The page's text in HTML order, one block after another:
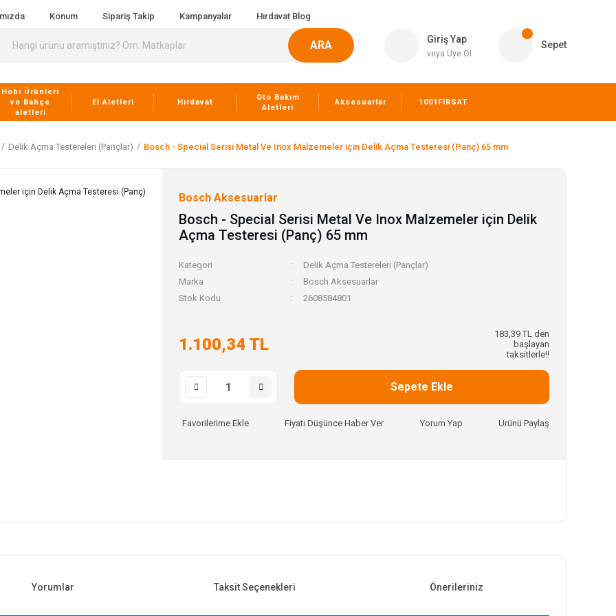
Konum Sipariş Takip Kampanyalar Hırdavat Blog
ARA Giriş Yap
veya Üye Ol
Sepet
Hobi Ürünleri
ve Bahçe
aletleri
El Aletleri Hırdavat
Oto Bakım
Aletleri
Aksesuarlar 1001FIRSAT
Delik Açma Testereleri (Pançlar) Bosch - Special Serisi Metal Ve Inox Malzemeler için Delik Açma Testeresi (Panç) 65 mm
Bosch Aksesuarlar
Bosch - Special Serisi Metal Ve Inox Malzemeler için Delik
Açma Testeresi (Panç) 65 mm
Kategori
Delik Açma Testereleri (Pançlar)
Marka
Bosch Aksesuarlar
Stok Kodu
2608584801
1.100,34 TL
183,39 TL den
başlayan
taksitlerle!!
Sepete Ekle
Fiyatı Düşünce Haber Ver Yorum Yap Ürünü Paylaş
Yorumlar Taksit Seçenekleri Önerileriniz